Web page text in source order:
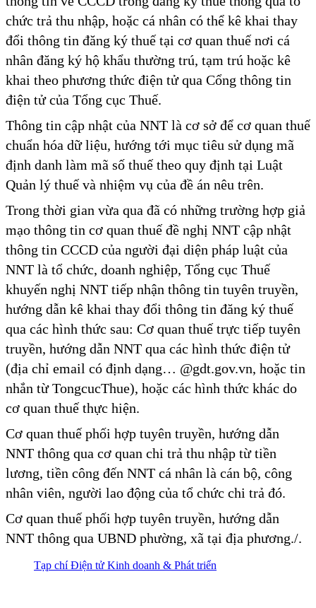
chức trả thu nhập, hoặc cá nhân có thể kê khai thay
đổi thông tin đăng ký thuế tại cơ quan thuế nơi cá
nhân đăng ký hộ khẩu thường trú, tạm trú hoặc kê
khai theo phương thức điện tử qua Cổng thông tin
điện tử của Tổng cục Thuế.
Thông tin cập nhật của NNT là cơ sở để cơ quan thuế
chuẩn hóa dữ liệu, hướng tới mục tiêu sử dụng mã
định danh làm mã số thuế theo quy định tại Luật
Quản lý thuế và nhiệm vụ của đề án nêu trên.
Trong thời gian vừa qua đã có những trường hợp giả
mạo thông tin cơ quan thuế đề nghị NNT cập nhật
thông tin CCCD của người đại diện pháp luật của
NNT là tổ chức, doanh nghiệp, Tổng cục Thuế
khuyến nghị NNT tiếp nhận thông tin tuyên truyền,
hướng dẫn kê khai thay đổi thông tin đăng ký thuế
qua các hình thức sau: Cơ quan thuế trực tiếp tuyên
truyền, hướng dẫn NNT qua các hình thức điện tử
(địa chỉ email có định dạng… @gdt.gov.vn, hoặc tin
nhắn từ TongcucThue), hoặc các hình thức khác do
cơ quan thuế thực hiện.
Cơ quan thuế phối hợp tuyên truyền, hướng dẫn
NNT thông qua cơ quan chi trả thu nhập từ tiền
lương, tiền công đến NNT cá nhân là cán bộ, công
nhân viên, người lao động của tổ chức chi trả đó.
Cơ quan thuế phối hợp tuyên truyền, hướng dẫn
NNT thông qua UBND phường, xã tại địa phương./.
Tạp chí Điện tử Kinh doanh & Phát triển